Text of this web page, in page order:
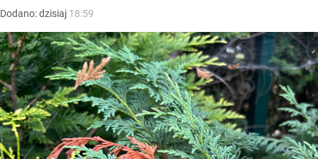
Dodano:dzisiaj 18:59